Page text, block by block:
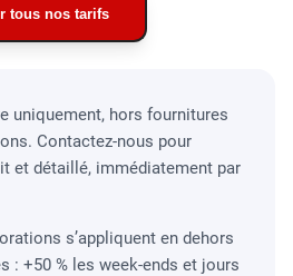
tous nos tarifs
uniquement, hors fournitures
Contactez-nous pour
et détaillé, immédiatement par
s’appliquent en dehors
: +50 % les week-ends et jours